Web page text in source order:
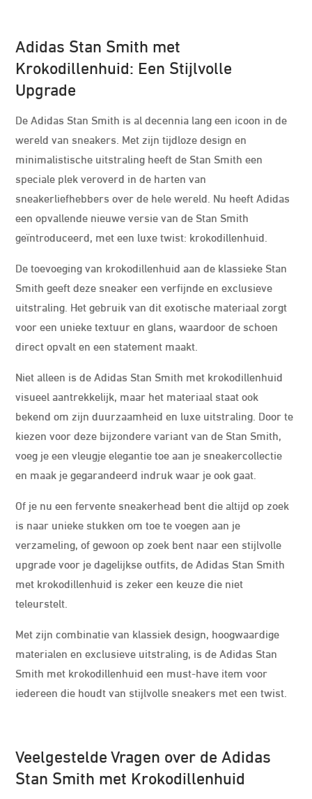
Adidas Stan Smith met
Krokodillenhuid: Een Stijlvolle
Upgrade
De Adidas Stan Smith is al decennia lang een icoon in de
wereld van sneakers. Met zijn tijdloze design en
minimalistische uitstraling heeft de Stan Smith een
speciale plek veroverd in de harten van
sneakerliefhebbers over de hele wereld. Nu heeft Adidas
een opvallende nieuwe versie van de Stan Smith
geïntroduceerd, met een luxe twist: krokodillenhuid.
De toevoeging van krokodillenhuid aan de klassieke Stan
Smith geeft deze sneaker een verfijnde en exclusieve
uitstraling. Het gebruik van dit exotische materiaal zorgt
voor een unieke textuur en glans, waardoor de schoen
direct opvalt en een statement maakt.
Niet alleen is de Adidas Stan Smith met krokodillenhuid
visueel aantrekkelijk, maar het materiaal staat ook
bekend om zijn duurzaamheid en luxe uitstraling. Door te
kiezen voor deze bijzondere variant van de Stan Smith,
voeg je een vleugje elegantie toe aan je sneakercollectie
en maak je gegarandeerd indruk waar je ook gaat.
Of je nu een fervente sneakerhead bent die altijd op zoek
is naar unieke stukken om toe te voegen aan je
verzameling, of gewoon op zoek bent naar een stijlvolle
upgrade voor je dagelijkse outfits, de Adidas Stan Smith
met krokodillenhuid is zeker een keuze die niet
teleurstelt.
Met zijn combinatie van klassiek design, hoogwaardige
materialen en exclusieve uitstraling, is de Adidas Stan
Smith met krokodillenhuid een must-have item voor
iedereen die houdt van stijlvolle sneakers met een twist.
Veelgestelde Vragen over de Adidas
Stan Smith met Krokodillenhuid